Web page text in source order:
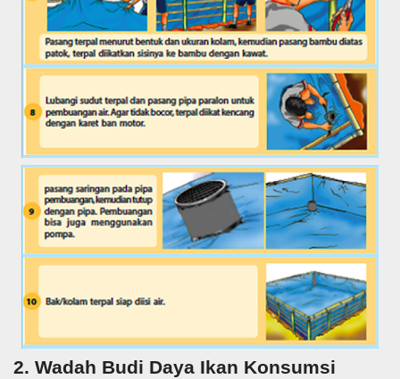
2. Wadah Budi Daya Ikan Konsumsi